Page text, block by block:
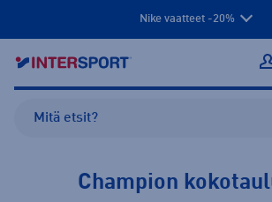
Nike vaatteet -20%
Champion